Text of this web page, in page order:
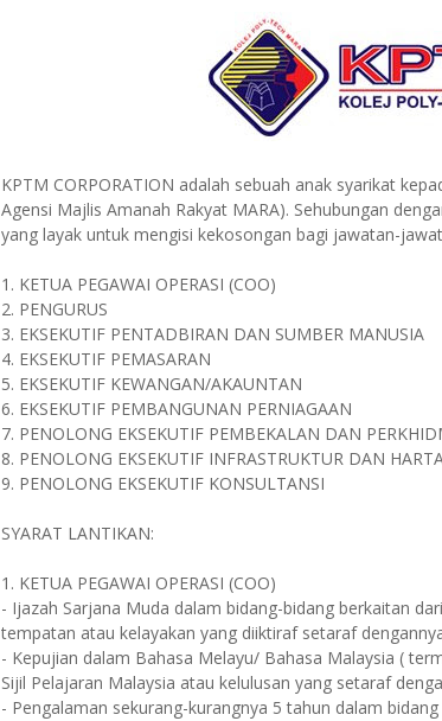
KPTM CORPORATION adalah sebuah anak syarikat
Agensi Majlis Amanah Rakyat MARA). Sehubungan
yang layak untuk mengisi kekosongan bagi jawatan-
1. KETUA PEGAWAI OPERASI (COO)
2. PENGURUS
3. EKSEKUTIF PENTADBIRAN DAN SUMBER MANUSIA
4. EKSEKUTIF PEMASARAN
5. EKSEKUTIF KEWANGAN/AKAUNTAN
6. EKSEKUTIF PEMBANGUNAN PERNIAGAAN
7. PENOLONG EKSEKUTIF PEMBEKALAN DAN
8. PENOLONG EKSEKUTIF INFRASTRUKTUR DAN
9. PENOLONG EKSEKUTIF KONSULTANSI
SYARAT LANTIKAN:
1. KETUA PEGAWAI OPERASI (COO)
- Ijazah Sarjana Muda dalam bidang-bidang berkaitan
tempatan atau kelayakan yang diiktiraf setaraf
- Kepujian dalam Bahasa Melayu/ Bahasa Malaysia (
Sijil Pelajaran Malaysia atau kelulusan yang setaraf
- Pengalaman sekurang-kurangnya 5 tahun dalam